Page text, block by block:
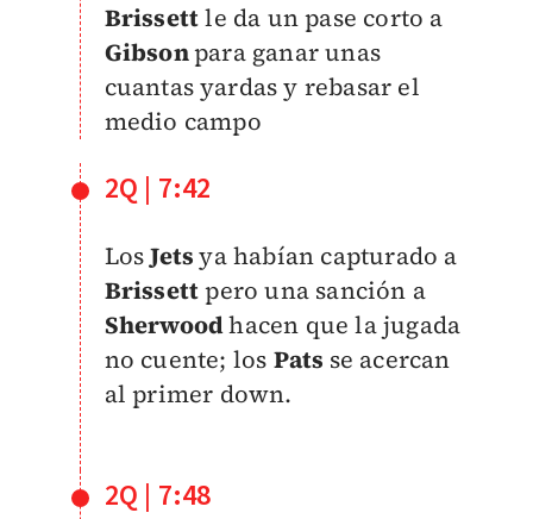
Brissettle da un pase corto a
Gibsonpara ganar unas
cuantas yardas y rebasar el
medio campo
2Q | 7:42
LosJetsya habían capturado a
Brissettpero una sanción a
Sherwoodhacen que la jugada
no cuente; los Pats se acercan
al primer down.
2Q | 7:48